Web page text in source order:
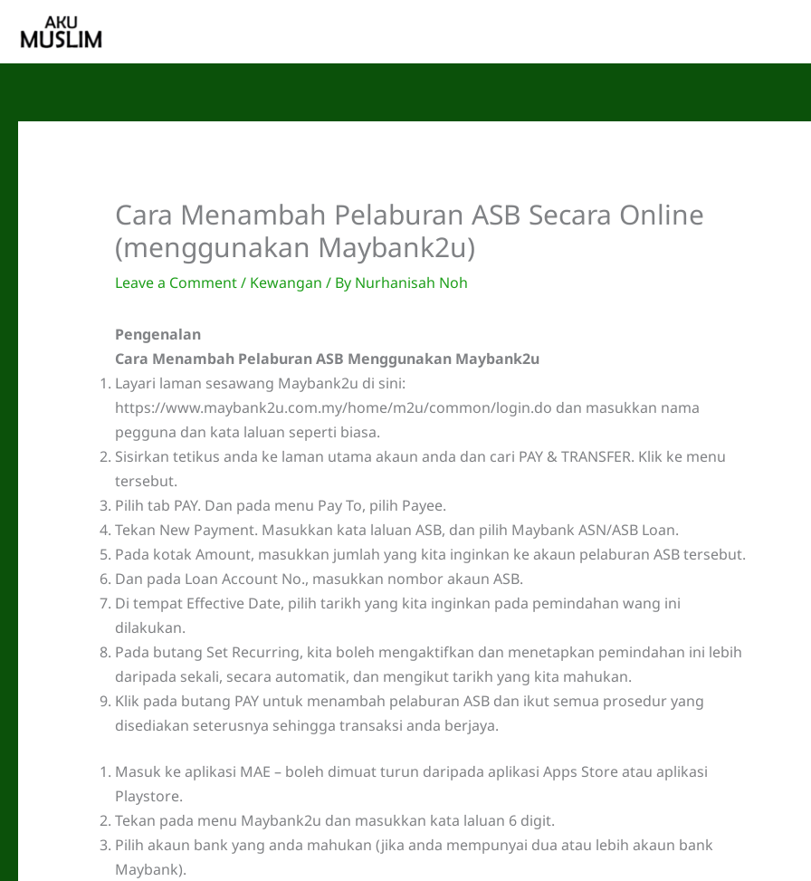
content
Cara Menambah Pelaburan ASB Secara Online
(menggunakan Maybank2u)
Leave a Comment/ Kewangan / By Nurhanisah Noh
Pengenalan
Cara Menambah Pelaburan ASB Menggunakan Maybank2u
Layari laman sesawang Maybank2u di sini:
https://www.maybank2u.com.my/home/m2u/common/login.do dan masukkan nama
pegguna dan kata laluan seperti biasa.
Sisirkan tetikus anda ke laman utama akaun anda dan cari PAY & TRANSFER. Klik ke menu
tersebut.
Pilih tab PAY. Dan pada menu Pay To, pilih Payee.
Tekan New Payment. Masukkan kata laluan ASB, dan pilih Maybank ASN/ASB Loan.
Pada kotak Amount, masukkan jumlah yang kita inginkan ke akaun pelaburan ASB tersebut.
Dan pada Loan Account No., masukkan nombor akaun ASB.
Di tempat Effective Date, pilih tarikh yang kita inginkan pada pemindahan wang ini
dilakukan.
Pada butang Set Recurring, kita boleh mengaktifkan dan menetapkan pemindahan ini lebih
daripada sekali, secara automatik, dan mengikut tarikh yang kita mahukan.
Klik pada butang PAY untuk menambah pelaburan ASB dan ikut semua prosedur yang
disediakan seterusnya sehingga transaksi anda berjaya.
Masuk ke aplikasi MAE – boleh dimuat turun daripada aplikasi Apps Store atau aplikasi
Playstore.
Tekan pada menu Maybank2u dan masukkan kata laluan 6 digit.
Pilih akaun bank yang anda mahukan (jika anda mempunyai dua atau lebih akaun bank
Maybank).